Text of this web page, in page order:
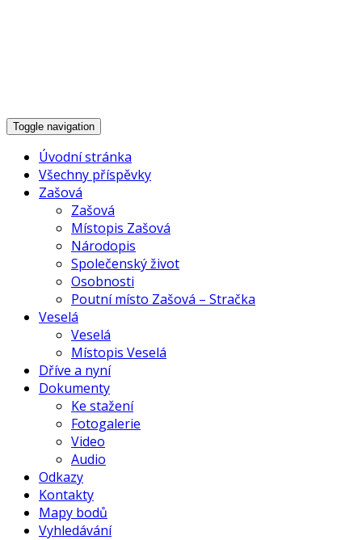
Toggle navigation
Úvodní stránka
Všechny příspěvky
Zašová
Zašová
Místopis Zašová
Národopis
Společenský život
Osobnosti
Poutní místo Zašová – Stračka
Veselá
Veselá
Místopis Veselá
Dříve a nyní
Dokumenty
Ke stažení
Fotogalerie
Video
Audio
Odkazy
Kontakty
Mapy bodů
Vyhledávání